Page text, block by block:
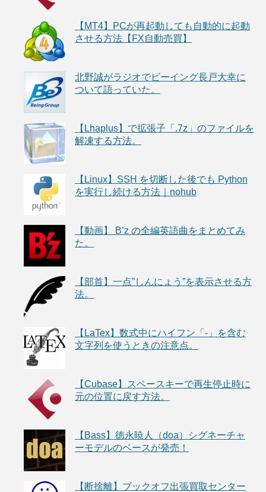
【MT4】PCが再起動しても自動的に起動
させる方法【FX自動売買】
北野誠がラジオでビーイング長戸大幸に
ついて語っていた。
【Lhaplus】で拡張子「.7z」のファイルを
解凍する方法。
【Linux】SSH を切断した後でも Python
を実行し続ける方法｜nohub
【動画】 B’z の全編英語曲をまとめてみ
た。
【部首】一点”しんにょう”を表示させる方
法。
【LaTex】数式中にハイフン「-」を含む
文字列を使うときの注意点。
【Cubase】スペースキーで再生停止時に
元の位置に戻す方法。
【Bass】徳永暁人（doa）シグネーチャ
ーモデルのベースが発売！
【断捨離】ブックオフ出張買取センター